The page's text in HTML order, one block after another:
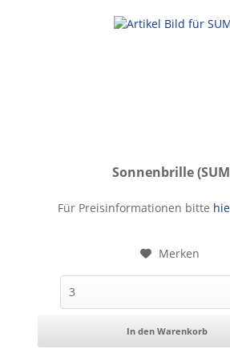
Sonnenbrille
Sonnenbrille
Für Preisinformationen bitte
Merken
In den Warenkorb